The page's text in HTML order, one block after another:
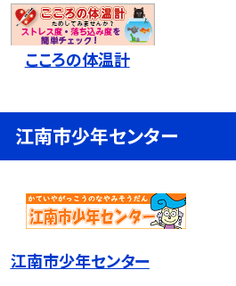
こころの体温計
江南市少年センター
江南市少年センター